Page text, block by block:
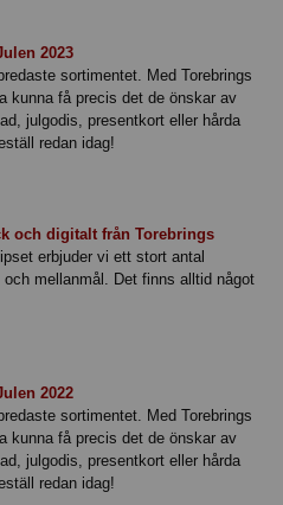
2023
sortimentet. Med Torebrings
kunna få precis det de önskar av
julgodis, presentkort eller hårda
redan idag!
och digitalt från Torebrings
erbjuder vi ett stort antal
mellanmål. Det finns alltid något
2022
sortimentet. Med Torebrings
kunna få precis det de önskar av
julgodis, presentkort eller hårda
redan idag!